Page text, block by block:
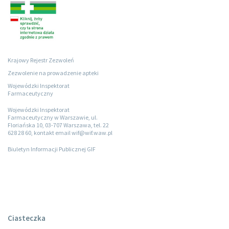
Krajowy Rejestr Zezwoleń
Zezwolenie na prowadzenie apteki
Wojewódzki Inspektorat
Farmaceutyczny
Wojewódzki Inspektorat
Farmaceutyczny w Warszawie, ul.
Floriańska 10, 03-707 Warszawa, tel. 22
628 28 60, kontakt email wif@wif.waw.pl
Biuletyn Informacji Publicznej GIF
Ciasteczka